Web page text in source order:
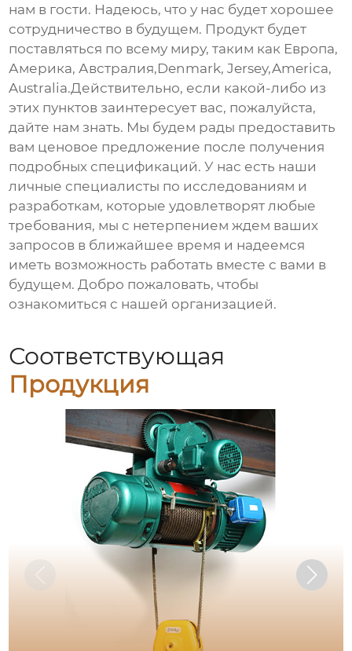
нам в гости. Надеюсь, что у нас будет хорошее
сотрудничество в будущем. Продукт будет
поставляться по всему миру, таким как Европа,
Америка, Австралия,Denmark, Jersey,America,
Australia.Действительно, если какой-либо из
этих пунктов заинтересует вас, пожалуйста,
дайте нам знать. Мы будем рады предоставить
вам ценовое предложение после получения
подробных спецификаций. У нас есть наши
личные специалисты по исследованиям и
разработкам, которые удовлетворят любые
требования, мы с нетерпением ждем ваших
запросов в ближайшее время и надеемся
иметь возможность работать вместе с вами в
будущем. Добро пожаловать, чтобы
ознакомиться с нашей организацией.
Соответствующая
Продукция